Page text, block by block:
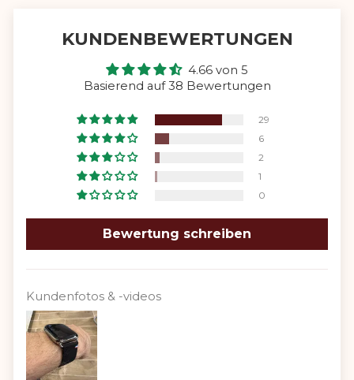
KUNDENBEWERTUNGEN
4.66 von 5
Basierend auf 38 Bewertungen
29
6
2
1
0
Bewertung schreiben
Kundenfotos & -videos